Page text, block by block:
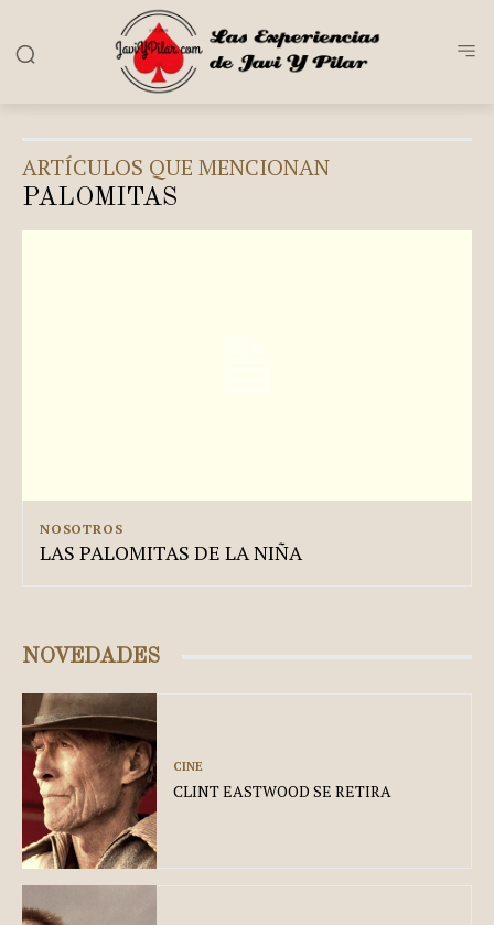
ARTÍCULOS QUE MENCIONAN
PALOMITAS
NOSOTROS
LAS PALOMITAS DE LA NIÑA
NOVEDADES
CINE
CLINT EASTWOOD SE RETIRA